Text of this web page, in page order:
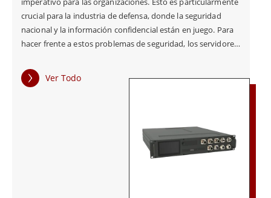
crucial para la industria de defensa, donde la seguridad
nacional y la información confidencial están en juego. Para
hacer frente a estos problemas de seguridad, los servidores
plataforma informática robusta que cumple los estrictos
requisitos de la industria de defensa. Los servidores de
retos exclusivos del sector de la defensa. Estos servidores
están equipados con funciones de seguridad avanzadas,
como cifrado, autenticación y control de acceso, que
Ver Todo